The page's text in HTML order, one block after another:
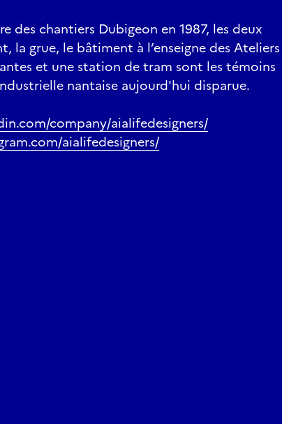
des chantiers Dubigeon en 1987, les deux
la grue, le bâtiment à l’enseigne des Ateliers
et une station de tram sont les témoins
nantaise aujourd'hui disparue.
company/aialifedesigners/
aialifedesigners/